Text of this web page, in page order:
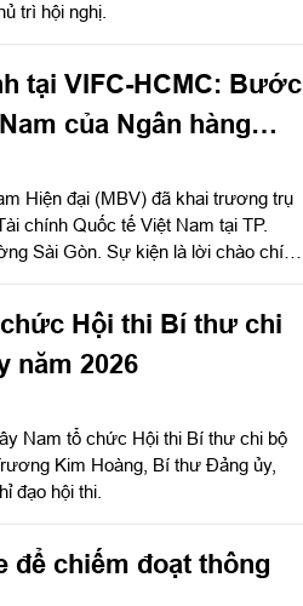
trì hội nghị.
tại VIFC-HCMC: Bước
của Ngân hàng
Hiện đại (MBV) đã khai trương trụ
chính Quốc tế Việt Nam tại TP.
Sài Gòn. Sự kiện là lời chào chính
là công trình ý nghĩa chào mừng kỷ
tịch Hồ Chí Minh và hướng tới cột
đội (MB) có mặt tại khu vực
Hội thi Bí thư chi
năm 2026
Nam tổ chức Hội thi Bí thư chi bộ
Kim Hoàng, Bí thư Đảng ủy,
đạo hội thi.
để chiếm đoạt thông